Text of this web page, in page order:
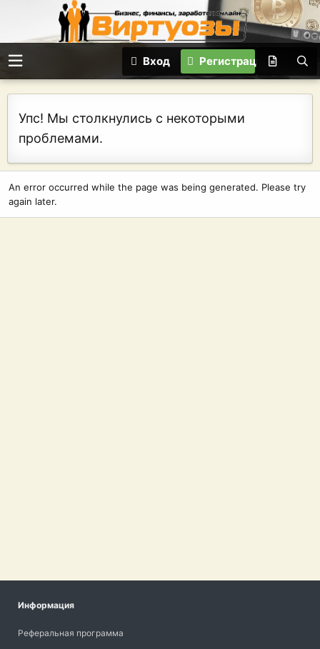
Вход Регистрация
Упс! Мы столкнулись с некоторыми
проблемами.
An error occurred while the page was being generated. Please try
again later.
Информация
Реферальная программа